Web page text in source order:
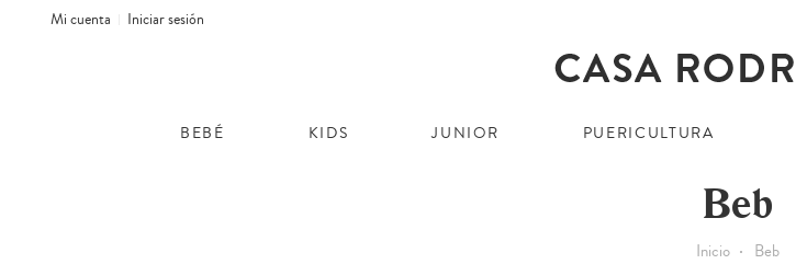
Mi cuenta Iniciar sesión
BEBÉ KIDS JUNIOR PUERICULTURA
Beb
Inicio Beb